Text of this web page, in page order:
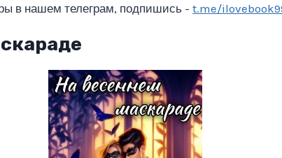
в нашем телеграм, подпишись - t.me/